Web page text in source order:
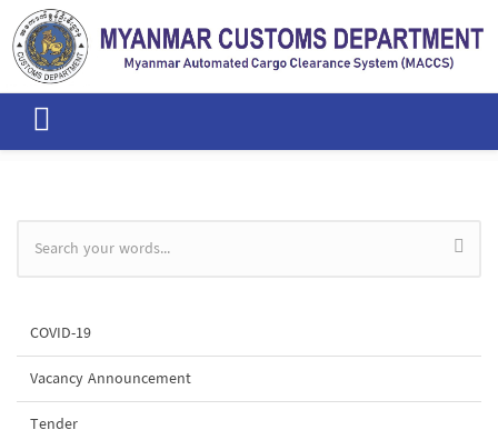
Skip to main content
Search form
COVID-19
Vacancy Announcement
Tender